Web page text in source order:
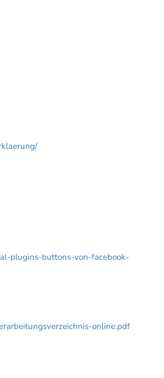
plugins-buttons-von-facebook-
online.pdf